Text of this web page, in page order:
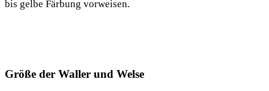
bis gel­be Fär­bung vorweisen.
Größe der Waller und Welse